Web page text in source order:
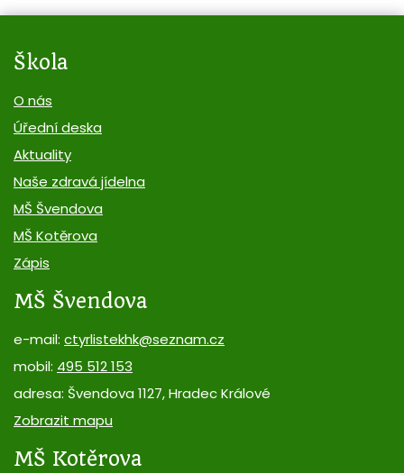
Škola
O nás
Úřední deska
Aktuality
Naše zdravá jídelna
MŠ Švendova
MŠ Kotěrova
Zápis
MŠ Švendova
e-mail: ctyrlistekhk@seznam.cz
mobil: 495 512 153
adresa: Švendova 1127, Hradec Králové
Zobrazit mapu
MŠ Kotěrova